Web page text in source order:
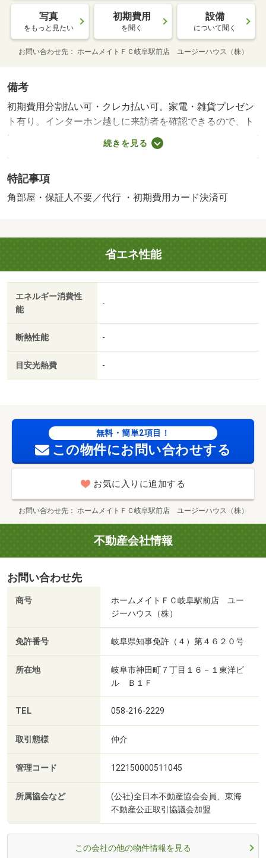
写真
をもっと見たい
初期費用
を聞く
設備
について聞く
お問い合わせ先 ホームメイトＦＣ岐阜駅前店 ユージーハウス（株）
備考
初期費用分割払い可・クレカ払い可。家電・雑貨プレゼン
ト有り。インターホン越しに来訪者を確認できるので、ト
ラブルを回避しやすくなります。忙しい朝でも鏡を見なが
らサッと身支度を整えられる独立洗面台があります。・賃
月額：総賃料の１％）・鍵交換代：あり１３，２００円
～・維持費等：ＭＥあんしんプラス１，７６０円／月・他
れあい会館停歩１７分・怪しい来訪者が来てもＴＶインタ
ーホン越しに確認できるので防犯対策として優れていま
す。・駐輪場：なし/消毒料 16500円
続きを見る
特記事項
角部屋・保証人不要／代行 ・初期費用カード決済可
省エネ性能
エネルギー消費性
能
-
断熱性能 -
目安光熱費 -
無料・簡単2項目！
この物件にお問い合わせする
お気に入りに追加する
お問い合わせ先 ホームメイトＦＣ岐阜駅前店 ユージーハウス（株）
不動産会社情報
お問い合わせ先
商号
ホームメイトＦＣ岐阜駅前店 ユー
ジーハウス（株）
免許番号 岐阜県知事免許（４）第４６２０号
所在地
岐阜市神田町７丁目１６－１東洋ビ
ル Ｂ１Ｆ
TEL 058-216-2229
取引態様 仲介
管理コード 122150000511045
所属協会など
(公社)全日本不動産協会会員、東海
不動産公正取引協議会加盟
この会社の他の物件情報を見る